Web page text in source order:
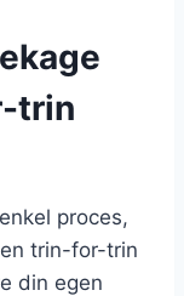
trin
proces,
trin-for-trin
din egen